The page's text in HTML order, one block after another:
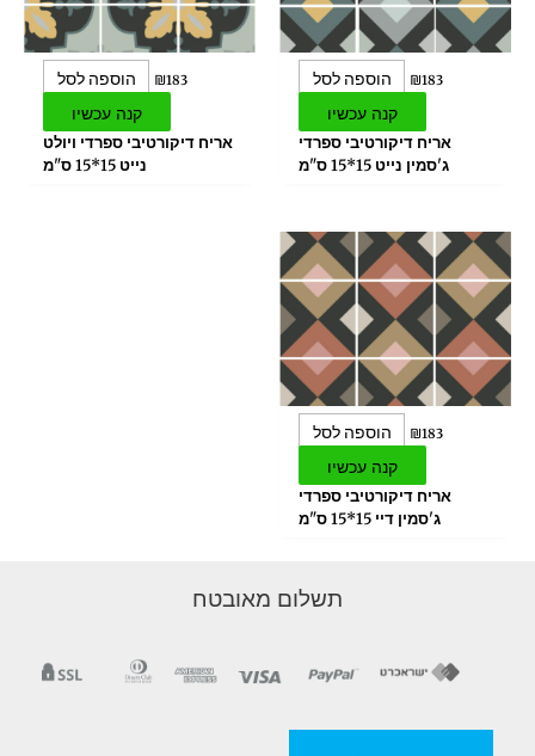
₪183 הוספה לסל
קנה עכשיו
אריח דיקורטיבי ספרדי
ג'סמין נייט 15*15 ס"מ
₪183 הוספה לסל
קנה עכשיו
אריח דיקורטיבי ספרדי ויולט
נייט 15*15 ס"מ
₪183 הוספה לסל
קנה עכשיו
אריח דיקורטיבי ספרדי
ג'סמין דיי 15*15 ס"מ
תשלום מאובטח